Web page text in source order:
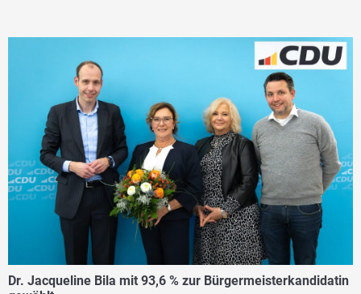
Dr. Jacqueline Bila mit 93,6 % zur Bürgermeisterkandidatin